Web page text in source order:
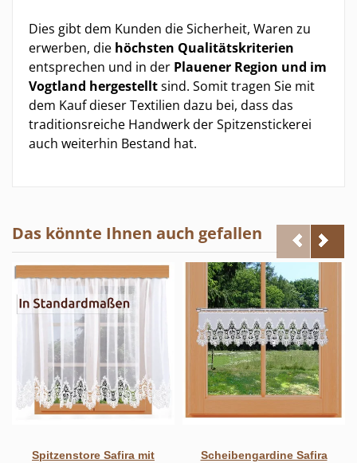
Dies gibt dem Kunden die Sicherheit, Waren zu
erwerben, die höchsten Qualitätskriterien
entsprechen und in der Plauener Region und im
Vogtland hergestelltsind. Somit tragen Sie mit
dem Kauf dieser Textilien dazu bei, dass das
traditionsreiche Handwerk der Spitzenstickerei
auch weiterhin Bestand hat.
Das könnte Ihnen auch gefallen
Spitzenstore Safira mit
Scheibengardine Safira